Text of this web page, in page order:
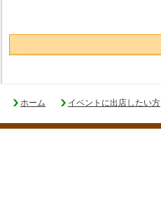
ホーム イベントに出店したい方